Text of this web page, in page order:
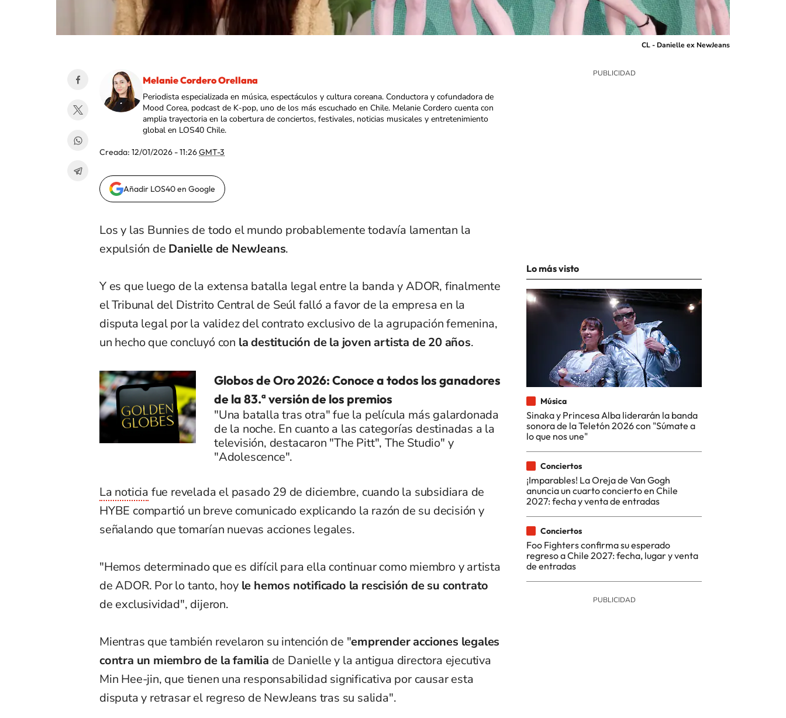
CL - Danielle ex NewJeans
Melanie Cordero Orellana
Periodista especializada en música, espectáculos y cultura coreana. Conductora y cofundadora de
Mood Corea, podcast de K-pop, uno de los más escuchado en Chile. Melanie Cordero cuenta con
amplia trayectoria en la cobertura de conciertos, festivales, noticias musicales y entretenimiento
global en LOS40 Chile.
Creada: 12/01/2026 - 11:26GMT-3
Añadir LOS40 en Google
Los y las Bunnies de todo el mundo probablemente todavía lamentan la
expulsión de Danielle de NewJeans.
Y es que luego de la extensa batalla legal entre la banda y ADOR, finalmente
el Tribunal del Distrito Central de Seúl falló a favor de la empresa en la
disputa legal por la validez del contrato exclusivo de la agrupación femenina,
un hecho que concluyó con la destitución de la joven artista de 20 años.
Globos de Oro 2026: Conoce a todos los ganadores
de la 83.ª versión de los premios
"Una batalla tras otra" fue la película más galardonada
de la noche. En cuanto a las categorías destinadas a la
televisión, destacaron "The Pitt", The Studio" y
"Adolescence".
La noticia fue revelada el pasado 29 de diciembre, cuando la subsidiara de
HYBE compartió un breve comunicado explicando la razón de su decisión y
señalando que tomarían nuevas acciones legales.
"Hemos determinado que es difícil para ella continuar como miembro y artista
de ADOR. Por lo tanto, hoy le hemos notificado la rescisión de su contrato
de exclusividad", dijeron.
Mientras que también revelaron su intención de "emprender acciones legales
contra un miembro de la familia de Danielle y la antigua directora ejecutiva
Min Hee-jin, que tienen una responsabilidad significativa por causar esta
disputa y retrasar el regreso de NewJeans tras su salida".
Lo más visto
Música
Sinaka y Princesa Alba liderarán la banda
sonora de la Teletón 2026 con "Súmate a
lo que nos une"
Conciertos
¡Imparables! La Oreja de Van Gogh
anuncia un cuarto concierto en Chile
2027: fecha y venta de entradas
Conciertos
Foo Fighters confirma su esperado
regreso a Chile 2027: fecha, lugar y venta
de entradas